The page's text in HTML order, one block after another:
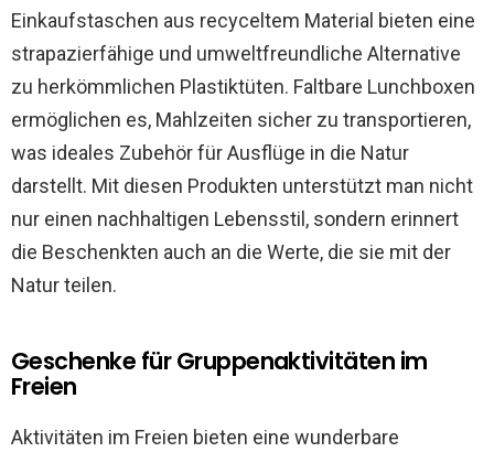
Einkaufstaschen aus recyceltem Material bieten eine
strapazierfähige und umweltfreundliche Alternative
zu herkömmlichen Plastiktüten. Faltbare Lunchboxen
ermöglichen es, Mahlzeiten sicher zu transportieren,
was ideales Zubehör für Ausflüge in die Natur
darstellt. Mit diesen Produkten unterstützt man nicht
nur einen nachhaltigen Lebensstil, sondern erinnert
die Beschenkten auch an die Werte, die sie mit der
Natur teilen.
Geschenke für Gruppenaktivitäten im
Freien
Aktivitäten im Freien bieten eine wunderbare